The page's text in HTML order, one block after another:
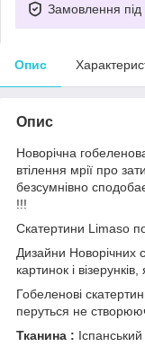
Замовлення під
Опис
Опис
Новорічна
втілення мрії про
безсумнівно
!!!
Скатертини Limaso
Дизайни Новорічних
картинок і
Гобеленові
перуться не
Тканина :